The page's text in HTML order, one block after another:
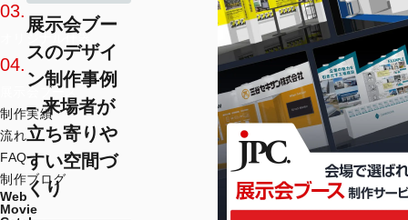
03.
オリジナル什器
04.
展示会ブース
制作実績
流れ
FAQ
制作ブログ
Web
Movie
展示会ブー
スのデザイ
ン制作事例
– 来場者が
立ち寄りや
すい空間づ
くり